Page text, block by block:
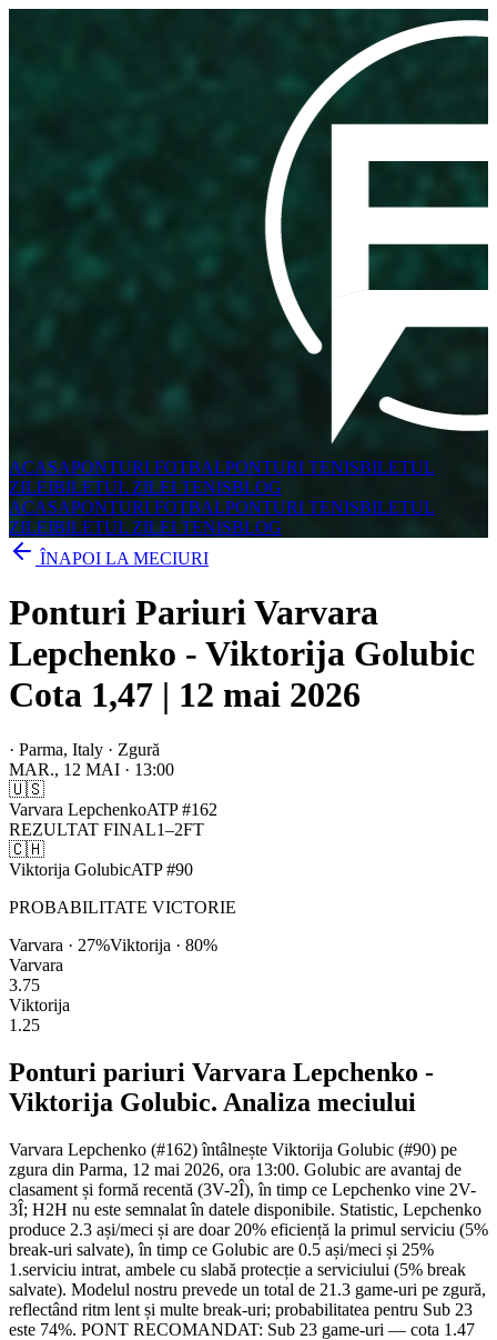
ACASAPONTURI FOTBALPONTURI TENISBILETUL
ZILEIBILETUL ZILEI TENISBLOG
ACASAPONTURI FOTBALPONTURI TENISBILETUL
ZILEIBILETUL ZILEI TENISBLOG
ÎNAPOI LA MECIURI
Ponturi Pariuri Varvara
Lepchenko - Viktorija Golubic
Cota 1,47 | 12 mai 2026
· Parma, Italy · Zgură
MAR., 12 MAI · 13:00
🇺🇸
Varvara LepchenkoATP#162
REZULTAT FINAL1–2FT
🇨🇭
Viktorija GolubicATP#90
PROBABILITATE VICTORIE
Varvara · 27%Viktorija · 80%
Varvara
3.75
Viktorija
1.25
Ponturi pariuri Varvara Lepchenko -
Viktorija Golubic. Analiza meciului
Varvara Lepchenko (#162) întâlnește Viktorija Golubic (#90) pe
zgura din Parma, 12 mai 2026, ora 13:00. Golubic are avantaj de
clasament și formă recentă (3V-2Î), în timp ce Lepchenko vine 2V-
3Î; H2H nu este semnalat în datele disponibile. Statistic, Lepchenko
produce 2.3 ași/meci și are doar 20% eficiență la primul serviciu (5%
break-uri salvate), în timp ce Golubic are 0.5 ași/meci și 25%
1.serviciu intrat, ambele cu slabă protecție a serviciului (5% break
salvate). Modelul nostru prevede un total de 21.3 game-uri pe zgură,
reflectând ritm lent și multe break-uri; probabilitatea pentru Sub 23
este 74%. PONT RECOMANDAT: Sub 23 game-uri — cota 1.47